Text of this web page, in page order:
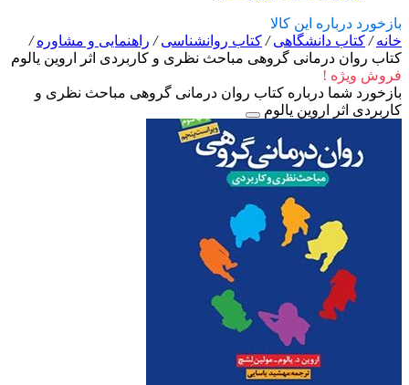
بازخورد درباره این کالا
خانه/ کتاب دانشگاهی/ کتاب روانشناسی/ راهنمایی و مشاوره/
کتاب روان درمانی گروهی مباحث نظری و کاربردی اثر اروین یالوم
فروش ویژه !
بازخورد شما درباره کتاب روان درمانی گروهی مباحث نظری و
کاربردی اثر اروین یالوم